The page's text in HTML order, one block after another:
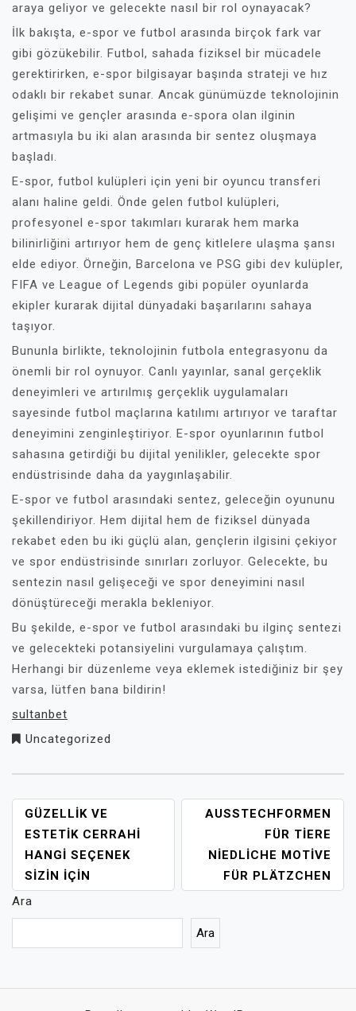
araya geliyor ve gelecekte nasıl bir rol oynayacak?
İlk bakışta, e-spor ve futbol arasında birçok fark var
gibi gözükebilir. Futbol, sahada fiziksel bir mücadele
gerektirirken, e-spor bilgisayar başında strateji ve hız
odaklı bir rekabet sunar. Ancak günümüzde teknolojinin
gelişimi ve gençler arasında e-spora olan ilginin
artmasıyla bu iki alan arasında bir sentez oluşmaya
başladı.
E-spor, futbol kulüpleri için yeni bir oyuncu transferi
alanı haline geldi. Önde gelen futbol kulüpleri,
profesyonel e-spor takımları kurarak hem marka
bilinirliğini artırıyor hem de genç kitlelere ulaşma şansı
elde ediyor. Örneğin, Barcelona ve PSG gibi dev kulüpler,
FIFA ve League of Legends gibi popüler oyunlarda
ekipler kurarak dijital dünyadaki başarılarını sahaya
taşıyor.
Bununla birlikte, teknolojinin futbola entegrasyonu da
önemli bir rol oynuyor. Canlı yayınlar, sanal gerçeklik
deneyimleri ve artırılmış gerçeklik uygulamaları
sayesinde futbol maçlarına katılımı artırıyor ve taraftar
deneyimini zenginleştiriyor. E-spor oyunlarının futbol
sahasına getirdiği bu dijital yenilikler, gelecekte spor
endüstrisinde daha da yaygınlaşabilir.
E-spor ve futbol arasındaki sentez, geleceğin oyununu
şekillendiriyor. Hem dijital hem de fiziksel dünyada
rekabet eden bu iki güçlü alan, gençlerin ilgisini çekiyor
ve spor endüstrisinde sınırları zorluyor. Gelecekte, bu
sentezin nasıl gelişeceği ve spor deneyimini nasıl
dönüştüreceği merakla bekleniyor.
Bu şekilde, e-spor ve futbol arasındaki bu ilginç sentezi
ve gelecekteki potansiyelini vurgulamaya çalıştım.
Herhangi bir düzenleme veya eklemek istediğiniz bir şey
varsa, lütfen bana bildirin!
sultanbet
Uncategorized
YAZI
GEZINMESI
GÜZELLIK VE
ESTETIK CERRAHI
HANGI SEÇENEK
SIZIN İÇIN
AUSSTECHFORMEN
FÜR TIERE
NIEDLICHE MOTIVE
FÜR PLÄTZCHEN
Ara
Ara